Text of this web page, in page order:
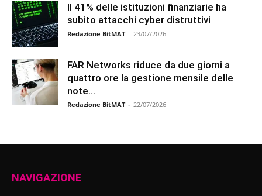
Il 41% delle istituzioni finanziarie ha
subito attacchi cyber distruttivi
Redazione BitMAT - 23/07/2026
FAR Networks riduce da due giorni a
quattro ore la gestione mensile delle
note...
Redazione BitMAT - 22/07/2026
NAVIGAZIONE